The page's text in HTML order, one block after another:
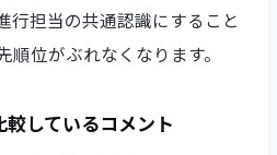
行担当の共通認識にすること
位がぶれなくなります。
しているコメント